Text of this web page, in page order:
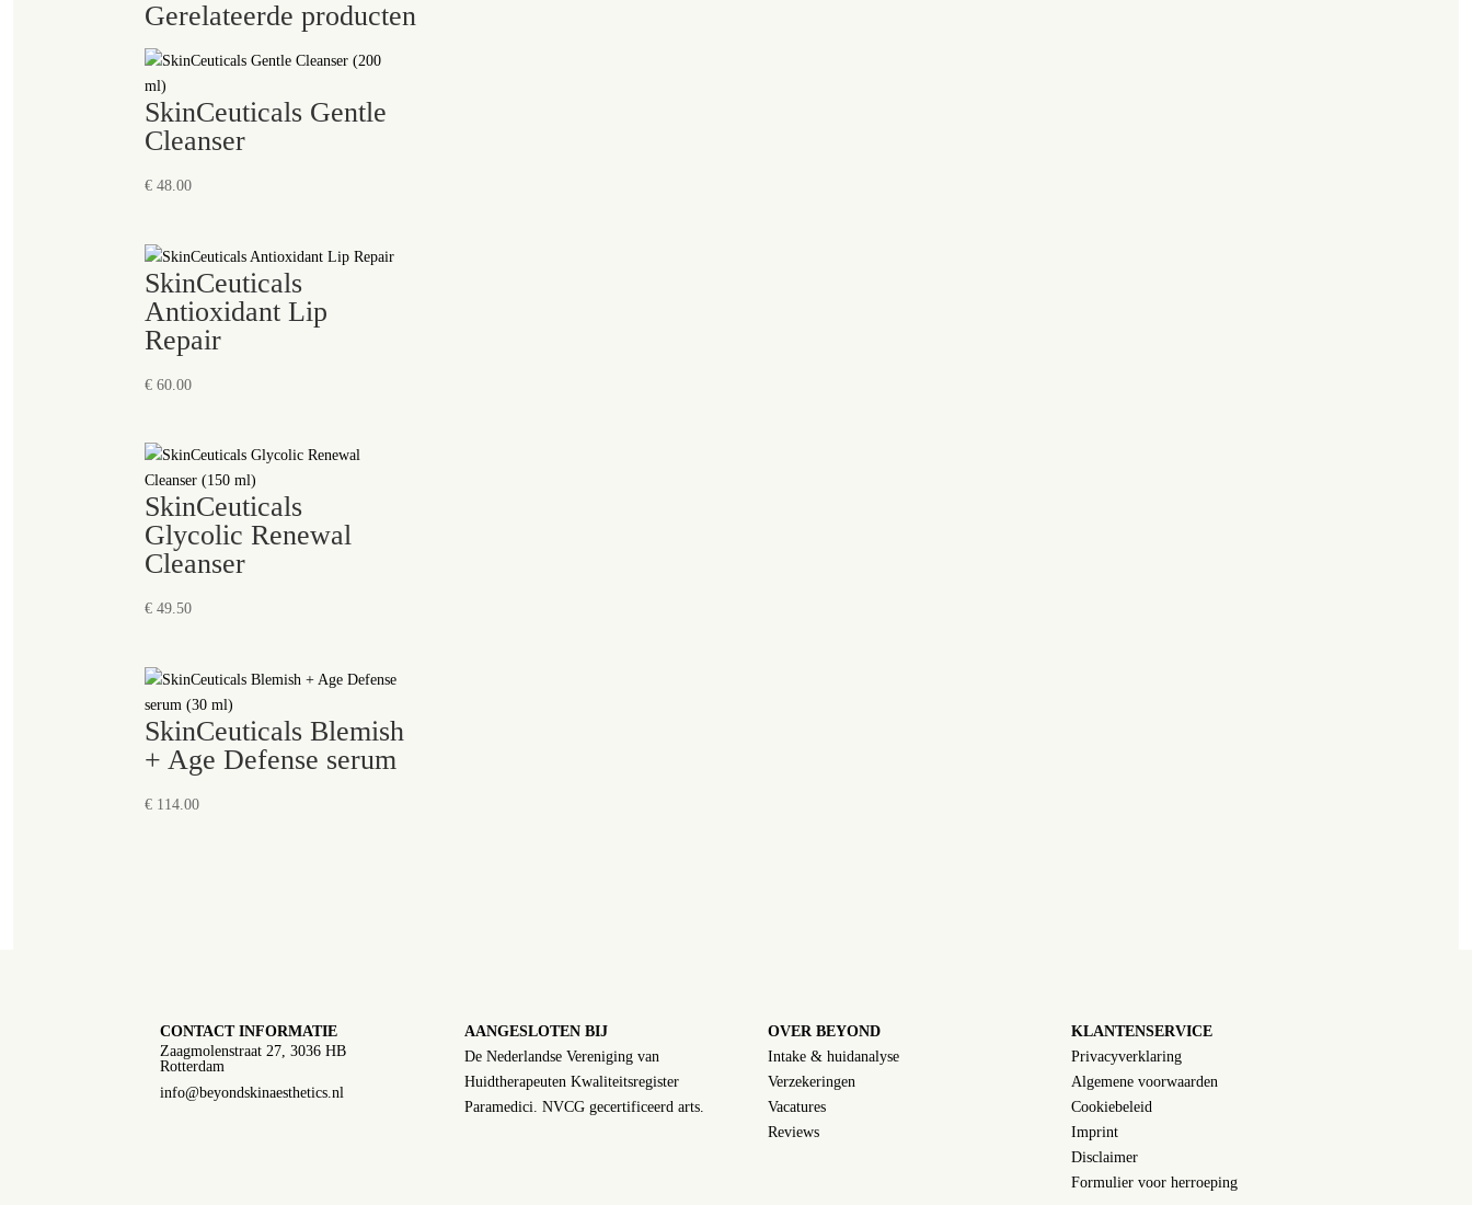
Gerelateerde producten
SkinCeuticals Gentle
Cleanser
€ 48.00
SkinCeuticals
Antioxidant Lip
Repair
€ 60.00
SkinCeuticals
Glycolic Renewal
Cleanser
€ 49.50
SkinCeuticals Blemish
+ Age Defense serum
€ 114.00
CONTACT INFORMATIE
Zaagmolenstraat 27, 3036 HB
Rotterdam
info@beyondskinaesthetics.nl
AANGESLOTEN BIJ
De Nederlandse Vereniging van
Huidtherapeuten Kwaliteitsregister
Paramedici. NVCG gecertificeerd arts.
OVER BEYOND
Intake & huidanalyse
Verzekeringen
Vacatures
Reviews
KLANTENSERVICE
Privacyverklaring
Algemene voorwaarden
Cookiebeleid
Imprint
Disclaimer
Formulier voor herroeping